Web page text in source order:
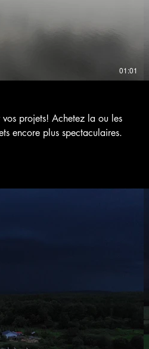
01:01
projets! Achetez la ou les
encore plus spectaculaires.